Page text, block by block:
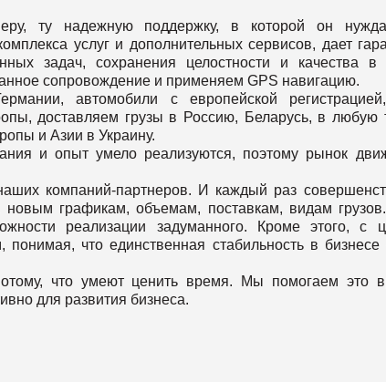
ту надежную поддержку, в которой он
услуг и дополнительных сервисов, дает
задач, сохранения целостности и качества в
сопровождение и применяем GPS навигацию.
автомобили с европейской
доставляем грузы в Россию, Беларусь, в любую
и Азии в Украину.
и опыт умело реализуются, поэтому рынок
компаний-партнеров. И каждый раз
новым графикам, объемам, поставкам, видам
реализации задуманного. Кроме этого, с
что единственная стабильность в бизнесе
что умеют ценить время. Мы помогаем это
для развития бизнеса.